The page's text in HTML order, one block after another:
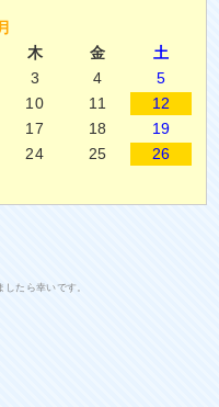
木 金
土
3 4
5
10 11
12
17 18
19
24 25
26
たら幸いです。